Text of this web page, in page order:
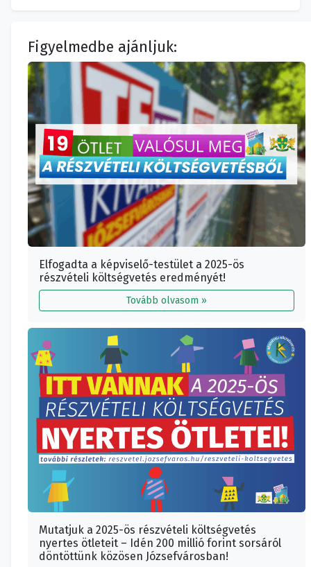
Figyelmedbe ajánljuk:
Elfogadta a képviselő-testület a 2025-ös
részvételi költségvetés eredményét!
Tovább olvasom »
Mutatjuk a 2025-ös részvételi költségvetés
nyertes ötleteit – Idén 200 millió forint sorsáról
döntöttünk közösen Józsefvárosban!